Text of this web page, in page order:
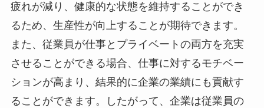
疲れが減り、健康的な状態を維持することができ
るため、生産性が向上することが期待できます。
また、従業員が仕事とプライベートの両方を充実
させることができる場合、仕事に対するモチベー
ションが高まり、結果的に企業の業績にも貢献す
ることができます。したがって、企業は従業員の